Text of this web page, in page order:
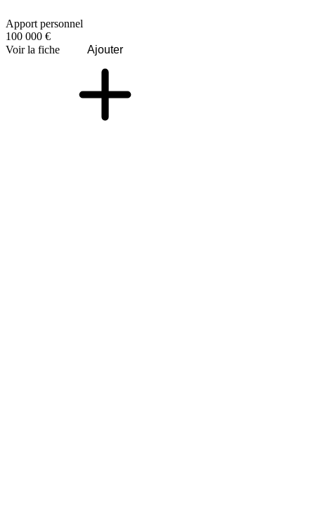
Apport personnel
100 000 €
Voir la fiche
Ajouter